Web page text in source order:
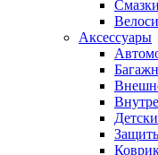
Смазки
Аксессуары